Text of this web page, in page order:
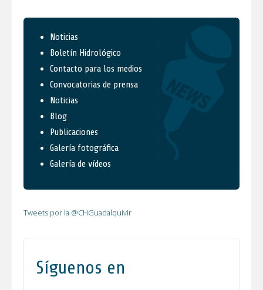
Noticias
Boletín Hidrológico
Contacto para los medios
Convocatorias de prensa
Noticias
Blog
Publicaciones
Galería fotográfica
Galería de vídeos
Tweets por la @CHGuadalquivir
Síguenos en